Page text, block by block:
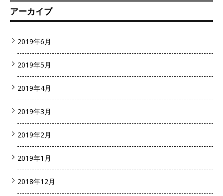
アーカイブ
2019年6月
2019年5月
2019年4月
2019年3月
2019年2月
2019年1月
2018年12月